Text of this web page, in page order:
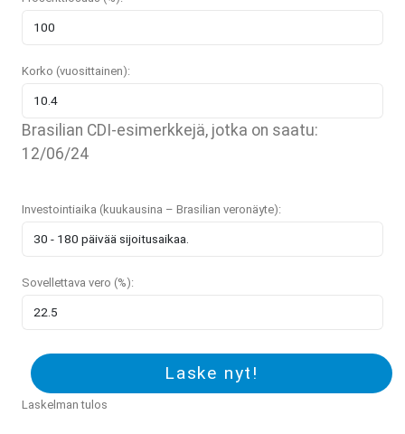
Korko (vuosittainen):
Brasilian CDI-esimerkkejä, jotka on saatu:
12/06/24
Investointiaika (kuukausina – Brasilian veronäyte):
Sovellettava vero (%):
Laske nyt!
Laskelman tulos